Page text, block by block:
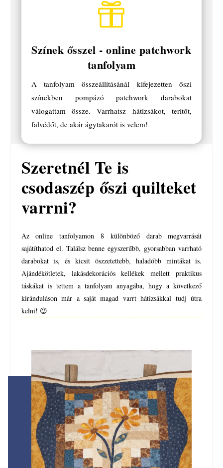

Színek ősszel - online patchwork
tanfolyam
A tanfolyam összeállításánál kifejezetten őszi
színekben pompázó patchwork darabokat
válogattam össze. Varrhatsz hátizsákot, terítőt,
falvédőt, de akár ágytakarót is velem!
Szeretnél Te is
csodaszép őszi quilteket
varrni?
Az online tanfolyamon 8 különböző darab megvarrását
sajátíthatod el. Találsz benne egyszerűbb, gyorsabban varrható
darabokat is, és kicsit öszzetettebb, haladóbb mintákat is.
Ajándékötletek, lakásdekorációs kellékek mellett praktikus
táskákat is tettem a tanfolyam anyagába, hogy a következő
kiránduláson már a saját magad varrt hátizsákkal tudj útra
kelni! 😉